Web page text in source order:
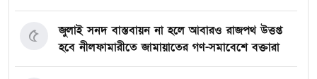
জুলাই সনদ বাস্তবায়ন না হলে আবারও রাজপথ উত্তপ্ত
হবে নীলফামারীতে জামায়াতের গণ-সমাবেশে বক্তারা
৫